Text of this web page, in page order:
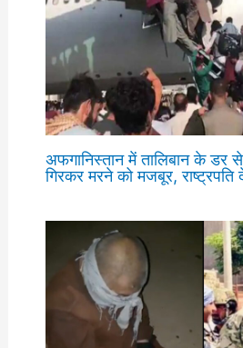
अफगानिस्तान में तालिबान के डर
गिरकर मरने को मजबूर,